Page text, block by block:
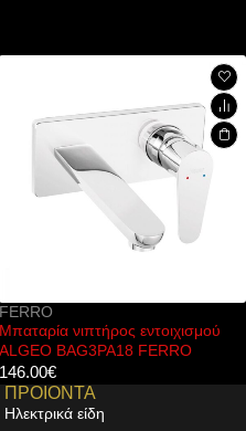
εντοιχισμού
FERRO
Ανοξείδωτο
Confluo
ΠΡΟΙΟΝΤΑ
Ηλεκτρικά είδη